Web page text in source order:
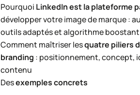
Pourquoi LinkedIn est la plateforme
développer votre image de marque :
outils adaptés et algorithme
Comment maîtriser lesquatre piliers
branding : positionnement, concept,
contenu
Desexemples concrets